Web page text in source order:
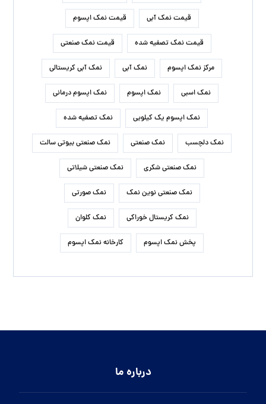
قیمت نمک آبی قیمت نمک اپسوم
قیمت نمک تصفیه شده قیمت نمک صنعتی
مرکز نمک اپسوم نمک آبی نمک آبی کریستالی
نمک اسبی نمک اپسوم نمک اپسوم درمانی
نمک اپسوم یک کیلویی نمک تصفیه شده
نمک دلچسب نمک صنعتی نمک صنعتی بیوتی سالت
نمک صنعتی شکری نمک صنعتی شیلاتی
نمک صنعتی نوین نمک نمک صورتی
نمک کریستال خوراکی نمک کلوان
پخش نمک اپسوم کارخانه نمک اپسوم
درباره ما